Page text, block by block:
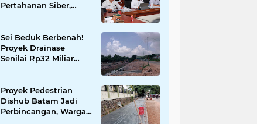
Pertahanan Siber,
Informasi Pemerintah
Sei Beduk Berbenah!
Proyek Drainase
Senilai Rp32 Miliar
Proyek Pedestrian
Dishub Batam Jadi
Perbincangan, Warga